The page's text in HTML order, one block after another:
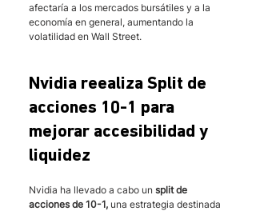
afectaría a los mercados bursátiles y a la
economía en general, aumentando la
volatilidad en Wall Street.
Nvidia reealiza Split de
acciones 10-1 para
mejorar accesibilidad y
liquidez
Nvidia ha llevado a cabo un split de
acciones de 10-1, una estrategia destinada